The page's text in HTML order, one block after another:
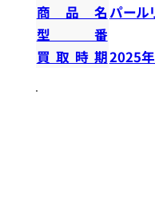
商品名 パール
型番
買取時期2025